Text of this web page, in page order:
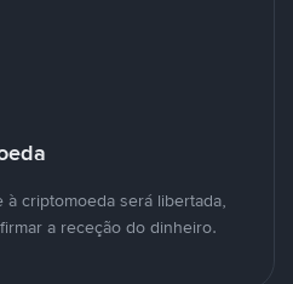
criptomoeda será libertada,
a receção do dinheiro.